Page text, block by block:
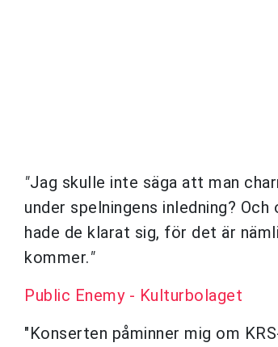
"Jag skulle inte säga att man
under spelningens inledning?
hade de klarat sig, för det är
kommer."
Public Enemy - Kulturbolaget
"Konserten påminner mig om